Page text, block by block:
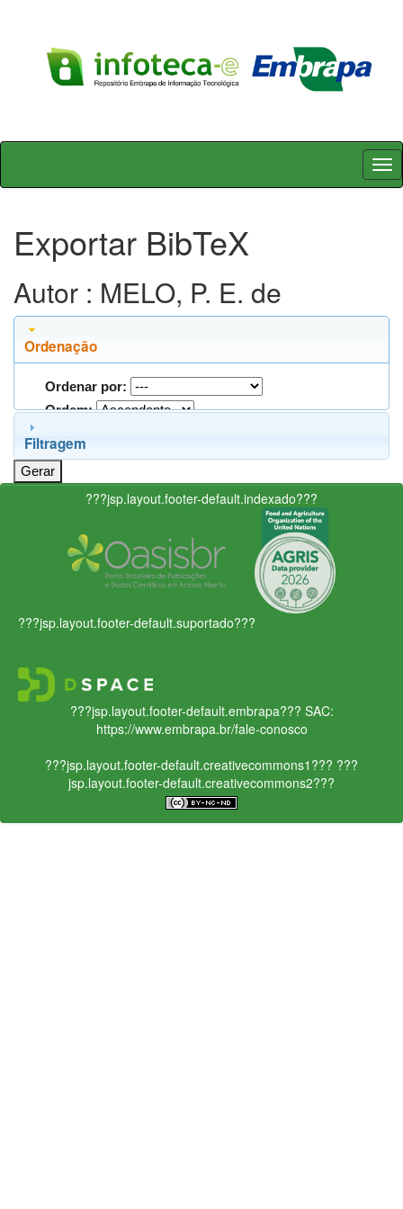
Skip
Exportar BibTeX
Autor : MELO, P. E. de
Ordenação
Ordenar por:
Ordem:
Filtragem
???jsp.layout.footer-default.indexado???
???jsp.layout.footer-default.suportado???
???jsp.layout.footer-default.embrapa??? SAC:
https://www.embrapa.br/fale-conosco
???jsp.layout.footer-default.creativecommons1??? ???
jsp.layout.footer-default.creativecommons2???